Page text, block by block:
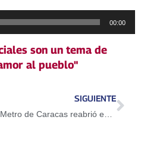
00:00
son un tema de
al pueblo"
SIGUIENTE
Metro de Caracas reabrió estaciones y opera con normalidad